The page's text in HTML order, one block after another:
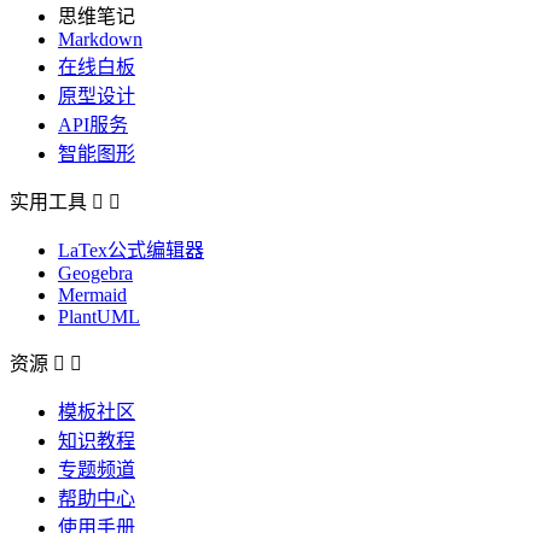
思维笔记
Markdown
在线白板
原型设计
API服务
智能图形
实用工具  
LaTex公式编辑器
Geogebra
Mermaid
PlantUML
资源  
模板社区
知识教程
专题频道
帮助中心
使用手册